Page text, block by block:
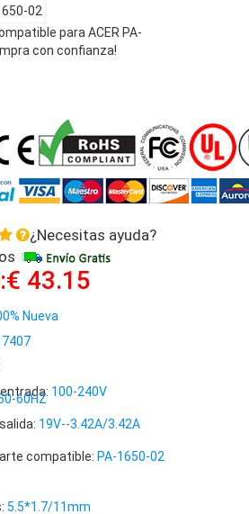
para ACER PA-
con confianza!
¿Necesitas ayuda?
43.15
Nueva
100-240V
60HZ
19V--3.42A/3.42A
compatible: PA-1650-02
5.5*1.7/11mm